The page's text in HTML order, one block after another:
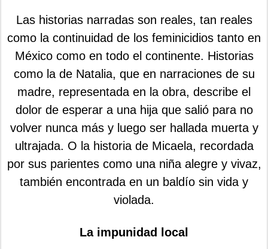
Las historias narradas son reales, tan reales
como la continuidad de los feminicidios tanto en
México como en todo el continente. Historias
como la de Natalia, que en narraciones de su
madre, representada en la obra, describe el
dolor de esperar a una hija que salió para no
volver nunca más y luego ser hallada muerta y
ultrajada. O la historia de Micaela, recordada
por sus parientes como una niña alegre y vivaz,
también encontrada en un baldío sin vida y
violada.
La impunidad local